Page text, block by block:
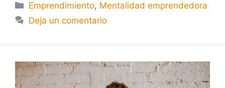
Emprendimiento, Mentalidad emprendedora
Deja un comentario